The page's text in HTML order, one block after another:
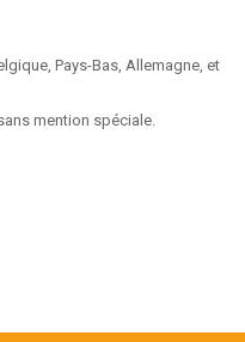
Pays-Bas, Allemagne, et
mention spéciale.